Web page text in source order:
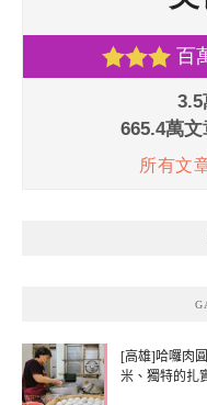
[高雄]哈囉肉
米、獨特的扎